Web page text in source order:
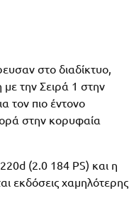
στο διαδίκτυο,
την Σειρά 1 στην
τον πιο έντονο
στην κορυφαία
(2.0 184 PS) και η
εκδόσεις χαμηλότερης